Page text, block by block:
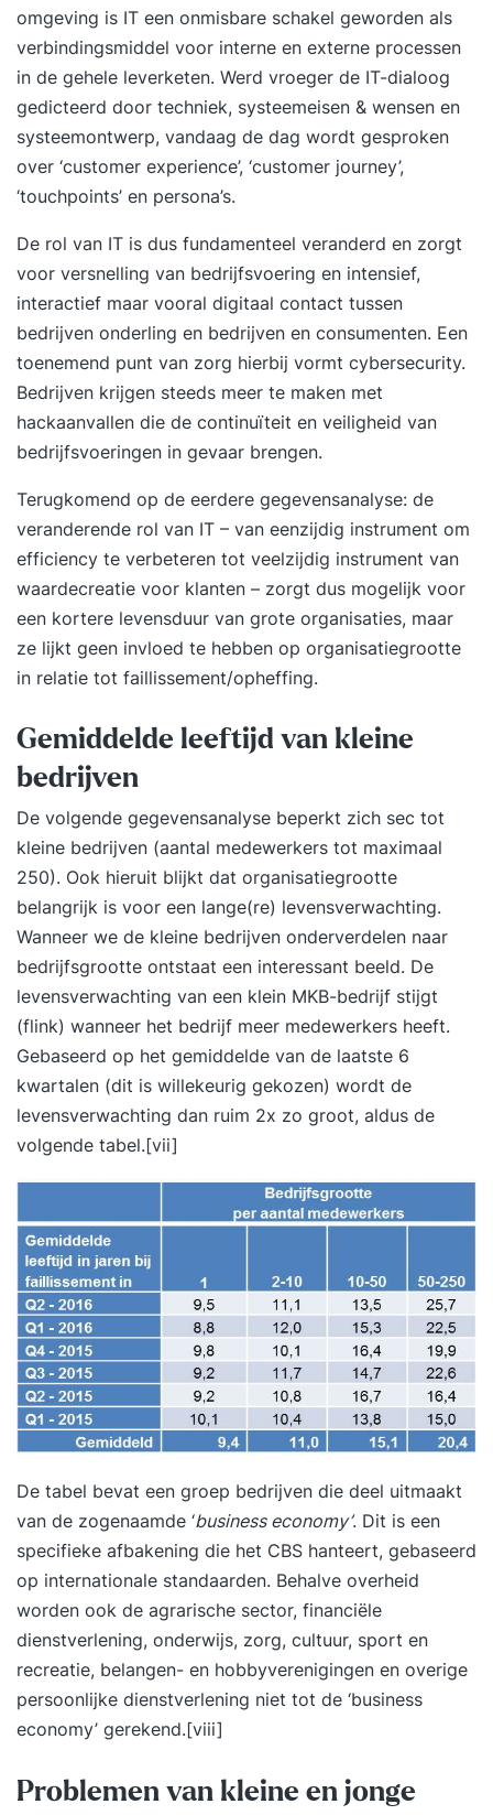
omgeving is IT een onmisbare schakel geworden als
verbindingsmiddel voor interne en externe processen
in de gehele leverketen. Werd vroeger de IT-dialoog
gedicteerd door techniek, systeemeisen & wensen en
systeemontwerp, vandaag de dag wordt gesproken
over ‘customer experience’, ‘customer journey’,
‘touchpoints’ en persona’s.
De rol van IT is dus fundamenteel veranderd en zorgt
voor versnelling van bedrijfsvoering en intensief,
interactief maar vooral digitaal contact tussen
bedrijven onderling en bedrijven en consumenten. Een
toenemend punt van zorg hierbij vormt cybersecurity.
Bedrijven krijgen steeds meer te maken met
hackaanvallen die de continuïteit en veiligheid van
bedrijfsvoeringen in gevaar brengen.
Terugkomend op de eerdere gegevensanalyse: de
veranderende rol van IT – van eenzijdig instrument om
efficiency te verbeteren tot veelzijdig instrument van
waardecreatie voor klanten – zorgt dus mogelijk voor
een kortere levensduur van grote organisaties, maar
ze lijkt geen invloed te hebben op organisatiegrootte
in relatie tot faillissement/opheffing.
Gemiddelde leeftijd van kleine
bedrijven
De volgende gegevensanalyse beperkt zich sec tot
kleine bedrijven (aantal medewerkers tot maximaal
250). Ook hieruit blijkt dat organisatiegrootte
belangrijk is voor een lange(re) levensverwachting.
Wanneer we de kleine bedrijven onderverdelen naar
bedrijfsgrootte ontstaat een interessant beeld. De
levensverwachting van een klein MKB-bedrijf stijgt
(flink) wanneer het bedrijf meer medewerkers heeft.
Gebaseerd op het gemiddelde van de laatste 6
kwartalen (dit is willekeurig gekozen) wordt de
levensverwachting dan ruim 2x zo groot, aldus de
volgende tabel.[vii]
De tabel bevat een groep bedrijven die deel uitmaakt
van de zogenaamde ‘business economy’. Dit is een
specifieke afbakening die het CBS hanteert, gebaseerd
op internationale standaarden. Behalve overheid
worden ook de agrarische sector, financiële
dienstverlening, onderwijs, zorg, cultuur, sport en
recreatie, belangen- en hobbyverenigingen en overige
persoonlijke dienstverlening niet tot de ‘business
economy’ gerekend.[viii]
Problemen van kleine en jonge